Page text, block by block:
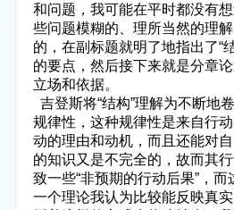
和问题，我可能在平时都没有
些问题模糊的、理所当然的理
的，在副标题就明了地指出了“
的要点，然后接下来就是分章
立场和依据。
吉登斯将“结构”理解为不断地
规律性，这种规律性是来自行
动的理由和动机，而且还能对
的知识又是不完全的，故而其
致一些“非预期的行动后果”，
一个理论我认为比较能反映真